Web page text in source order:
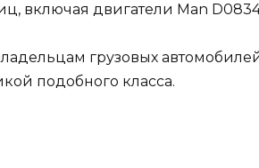
включая двигатели Man
грузовых
подобного класса.